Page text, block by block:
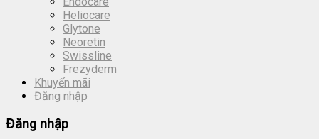
Heliocare
Glytone
Neoretin
Swissline
Frezyderm
Khuyến mãi
Đăng nhập
Đăng nhập